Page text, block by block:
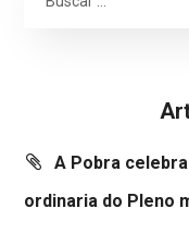
A Pobra
ordinaria do Pleno